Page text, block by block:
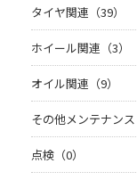
タイヤ関連（39）
ホイール関連（3）
オイル関連（9）
その他メンテナンス
点検（0）